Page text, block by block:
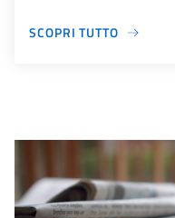
SCOPRI TUTTO